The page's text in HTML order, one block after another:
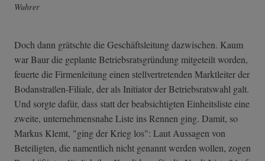
Wuhrer
Doch dann grätschte die Geschäftsleitung dazwischen. Kaum
war Baur die geplante Betriebsratsgründung mitgeteilt worden,
feuerte die Firmenleitung einen stellvertretenden Marktleiter der
Bodanstraßen-Filiale, der als Initiator der Betriebsratswahl galt.
Und sorgte dafür, dass statt der beabsichtigten Einheitsliste eine
zweite, unternehmensnahe Liste ins Rennen ging. Damit, so
Markus Klemt, "ging der Krieg los": Laut Aussagen von
Beteiligten, die namentlich nicht genannt werden wollen, zogen